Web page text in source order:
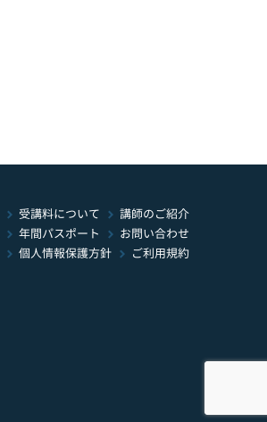
受講料について 講師のご紹介
年間パスポート お問い合わせ
個人情報保護方針 ご利用規約